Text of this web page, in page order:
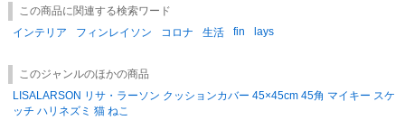
この商品に関連する検索ワード
インテリア
フィンレイソン コロナ 生活 fin lays
このジャンルのほかの商品
LISALARSON リサ・ラーソン クッションカバー 45×45cm 45角 マイキー スケ
ッチ ハリネズミ 猫 ねこ